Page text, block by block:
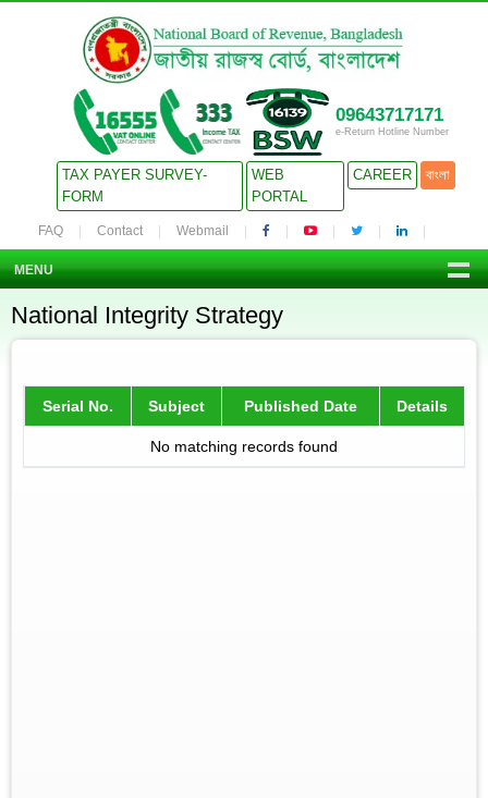
09643717171
e-Return Hotline Number
TAX PAYER SURVEY-
FORM
WEB
PORTAL
CAREER বাংলা
FAQ Contact Webmail
MENU
National Integrity Strategy
Serial No. Subject Published Date Details
No matching records found